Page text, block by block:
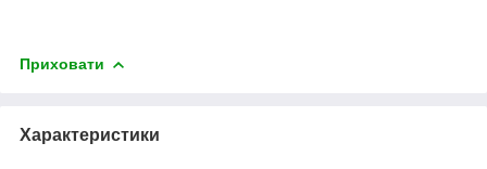
Приховати
Характеристики